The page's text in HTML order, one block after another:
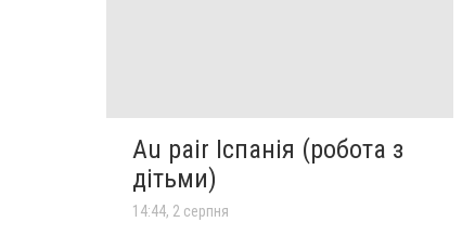
Au pair Іспанія (робота з
дітьми)
14:44, 2 серпня